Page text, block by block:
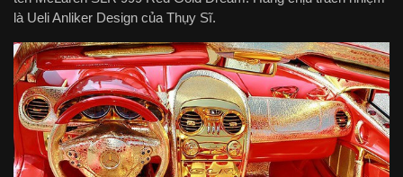
là Ueli Anliker Design của Thụy Sĩ.